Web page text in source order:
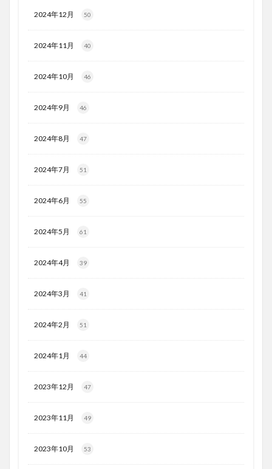
2024年12月 50
2024年11月 40
2024年10月 46
2024年9月 46
2024年8月 47
2024年7月 51
2024年6月 55
2024年5月 61
2024年4月 39
2024年3月 41
2024年2月 51
2024年1月 44
2023年12月 47
2023年11月 49
2023年10月 53